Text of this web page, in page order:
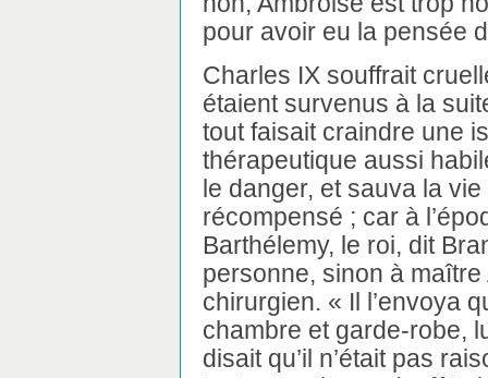
pour avoir eu la pensée
Charles IX souffrait
étaient survenus à la
tout faisait craindre une
thérapeutique aussi
le danger, et sauva la
récompensé ; car à
Barthélemy, le roi, dit
personne, sinon à
chirurgien. « Il l’envoya
chambre et garde-robe,
disait qu’il n’était pas